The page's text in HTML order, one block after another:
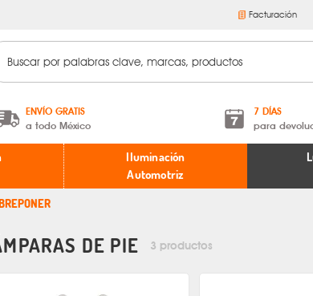
Facturación
ENVÍO GRATIS
a todo México
de $599 MXN.
restricciones
7 DÍAS
para
Términos y
Políticas de
Iluminación
Automotriz
DE PIE 3 productos